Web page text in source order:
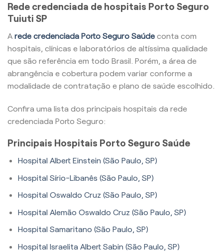
Rede credenciada de hospitais Porto Seguro
Tuiuti SP
A rede credenciada Porto Seguro Saúde conta com
hospitais, clínicas e laboratórios de altíssima qualidade
que são referência em todo Brasil. Porém, a área de
abrangência e cobertura podem variar conforme a
modalidade de contratação e plano de saúde escolhido.
Confira uma lista dos principais hospitais da rede
credenciada Porto Seguro:
Principais Hospitais Porto Seguro Saúde
Hospital Albert Einstein (São Paulo, SP)
Hospital Sírio-Libanês (São Paulo, SP)
Hospital Oswaldo Cruz (São Paulo, SP)
Hospital Alemão Oswaldo Cruz (São Paulo, SP)
Hospital Samaritano (São Paulo, SP)
Hospital Israelita Albert Sabin (São Paulo, SP)